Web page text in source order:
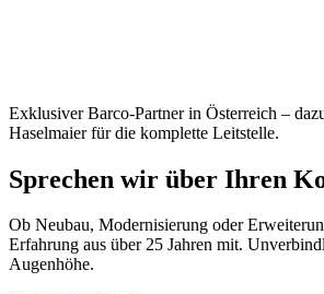
Exklusiver Barco-Partner in Österreich –
Haselmaier für die komplette Leitstelle.
Sprechen wir über Ihren
Ob Neubau, Modernisierung oder
Erfahrung aus über 25 Jahren mit.
Augenhöhe.